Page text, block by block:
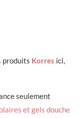
produits Korres ici,
seulement
et gels douche